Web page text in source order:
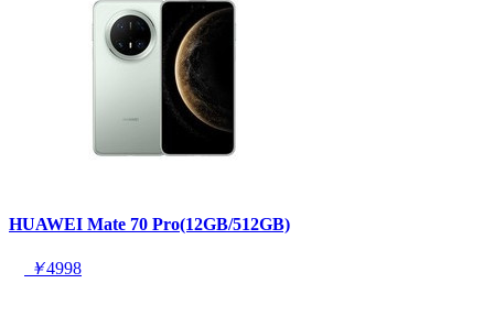
HUAWEI Mate 70 Pro(12GB/512GB)
￥4998